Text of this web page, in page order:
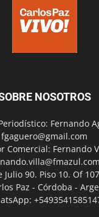
NOSOTROS
Fernando
fgaguero@gmail.com
Comercial: Fernando
90. Piso 10. Of
Paz - Córdoba -